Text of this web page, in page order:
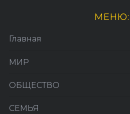
МЕНЮ:
Главная
МИР
ОБЩЕСТВО
СЕМЬЯ